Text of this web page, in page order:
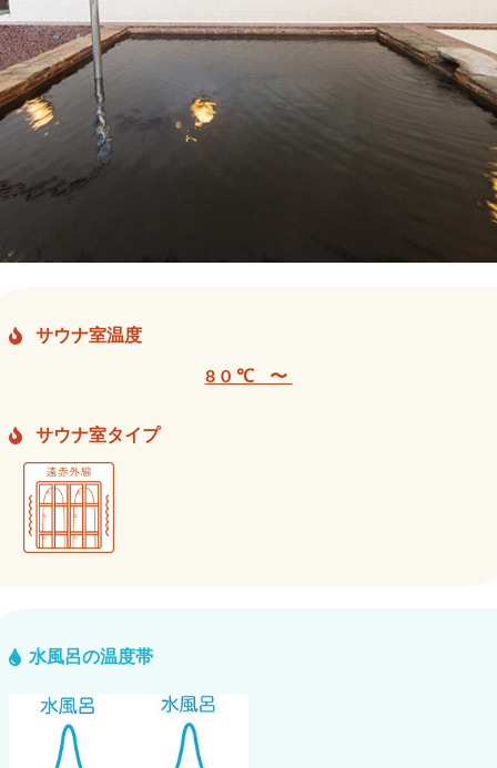
サウナ室温度
80℃ 〜
サウナ室タイプ
水風呂の温度帯